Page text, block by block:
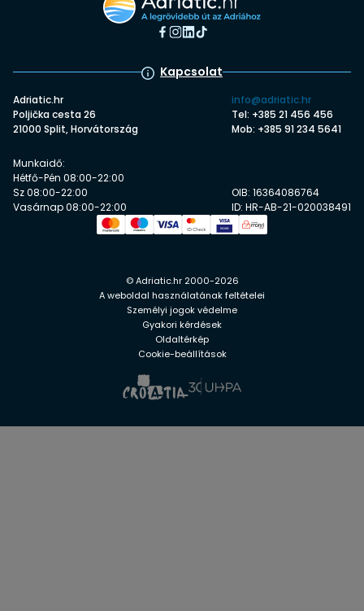
Kapcsolat
Adriatic.hr
Poljička cesta 26
21000 Split, Horvátország
info@adriatic.hr
Tel: +385 21 456 456
Mob: +385 91 234 5641
Munkaidő:
Hétfő-Pén 08:00-22:00
Sz 08:00-22:00
Vasárnap 08:00-22:00
OIB: 16364086764
ID: HR-AB-21-020038491
© Adriatic.hr 2000-2026
A weboldal használatának feltételei
Személyi jogok védelme
Gyakori kérdések
Oldaltérkép
Cookie-beállítások